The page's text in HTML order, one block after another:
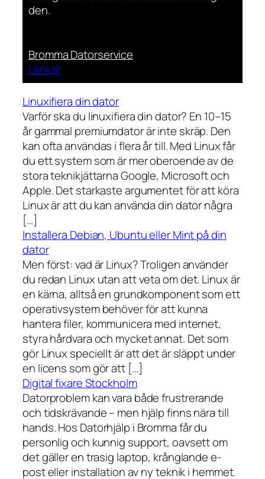
den.
Bromma Datorservice
Länkar
Linuxifiera din dator
Varför ska du linuxifiera din dator? En 10–15
år gammal premiumdator är inte skräp. Den
kan ofta användas i flera år till. Med Linux får
du ett system som är mer oberoende av de
stora teknikjättarna Google, Microsoft och
Apple. Det starkaste argumentet för att köra
Linux är att du kan använda din dator några
[…]
Installera Debian, Ubuntu eller Mint på din
dator
Men först: vad är Linux? Troligen använder
du redan Linux utan att veta om det. Linux är
en kärna, alltså en grundkomponent som ett
operativsystem behöver för att kunna
hantera filer, kommunicera med internet,
styra hårdvara och mycket annat. Det som
gör Linux speciellt är att det är släppt under
en licens som gör att […]
Digital fixare Stockholm
Datorproblem kan vara både frustrerande
och tidskrävande – men hjälp finns nära till
hands. Hos Datorhjälp i Bromma får du
personlig och kunnig support, oavsett om
det gäller en trasig laptop, krånglande e-
post eller installation av ny teknik i hemmet.